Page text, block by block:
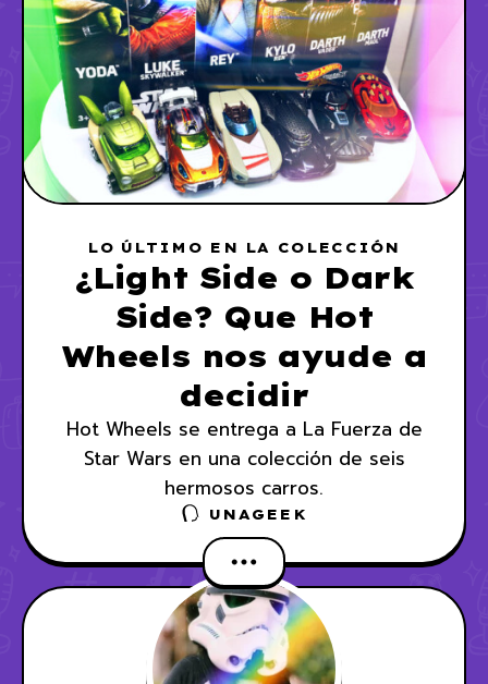
LO ÚLTIMO EN LA COLECCIÓN
¿Light Side o Dark
Side? Que Hot
Wheels nos ayude a
decidir
Hot Wheels se entrega a La Fuerza de
Star Wars en una colección de seis
hermosos carros.
UNAGEEK